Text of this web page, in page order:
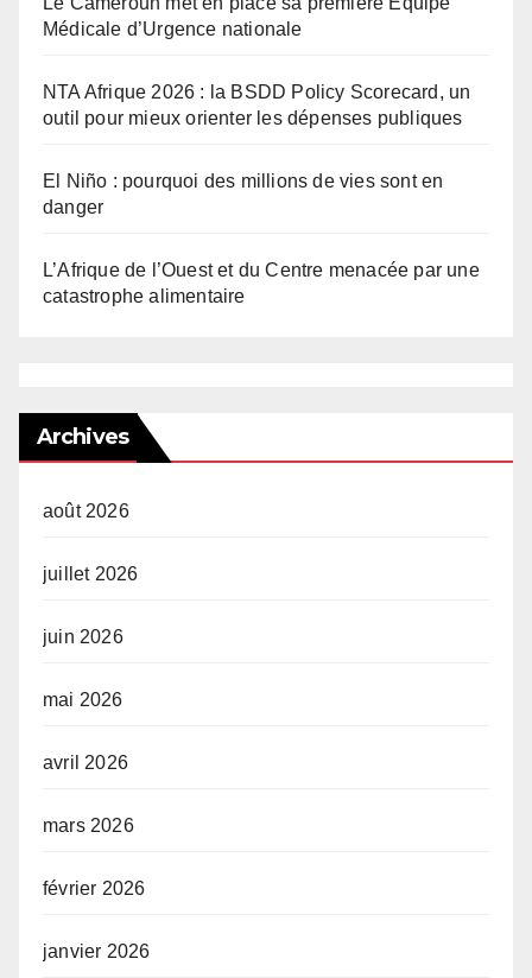
Médicale d’Urgence nationale
NTA Afrique 2026 : la BSDD Policy Scorecard, un
outil pour mieux orienter les dépenses publiques
El Niño : pourquoi des millions de vies sont en
danger
L’Afrique de l’Ouest et du Centre menacée par une
catastrophe alimentaire
Archives
août 2026
juillet 2026
juin 2026
mai 2026
avril 2026
mars 2026
février 2026
janvier 2026